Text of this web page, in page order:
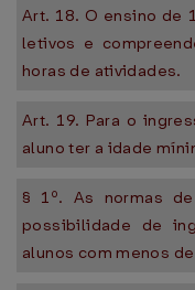
Art. 18. O ensino de
letivos e
horas de atividades.
Art. 19. Para o
aluno ter a idade
§ 1º. As normas
possibilidade de
alunos com menos